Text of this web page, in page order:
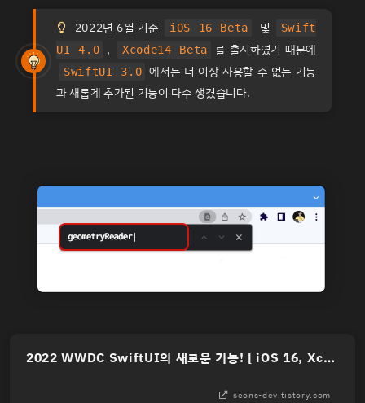
2022년 6월 기준 iOS 16 Beta 및
Swift
UI 4.0
, Xcode14 Beta 를 출시하였기 때문에
SwiftUI 3.0 에서는 더 이상 사용할 수 없는 기능
과 새롭게 추가된 기능이 다수 생겼습니다.
2022 WWDC SwiftUI의 새로운 기능! [ iOS 16, Xcode 14 ]
seons-dev.tistory.com